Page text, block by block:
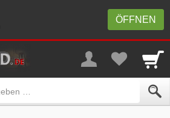
ÖFFNEN